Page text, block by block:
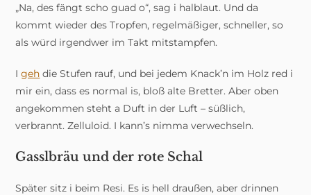
„Na, des fängt scho guad o“, sag i halblaut. Und da
kommt wieder des Tropfen, regelmäßiger, schneller, so
als würd irgendwer im Takt mitstampfen.
Igeh die Stufen rauf, und bei jedem Knack’n im Holz red i
mir ein, dass es normal is, bloß alte Bretter. Aber oben
angekommen steht a Duft in der Luft – süßlich,
verbrannt. Zelluloid. I kann’s nimma verwechseln.
Gasslbräu und der rote Schal
Später sitz i beim Resi. Es is hell draußen, aber drinnen